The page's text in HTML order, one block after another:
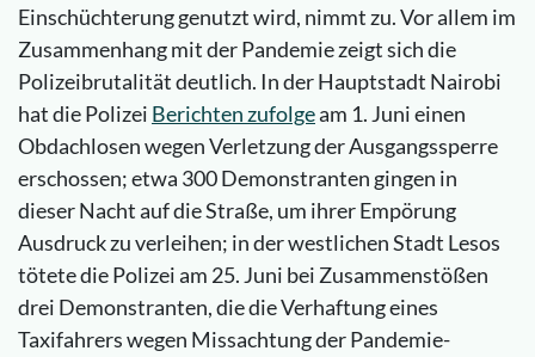
Einschüchterung genutzt wird, nimmt zu. Vor allem im
Zusammenhang mit der Pandemie zeigt sich die
Polizeibrutalität deutlich. In der Hauptstadt Nairobi
hat die Polizei Berichten zufolgeam 1. Juni einen
Obdachlosen wegen Verletzung der Ausgangssperre
erschossen; etwa 300 Demonstranten gingen in
dieser Nacht auf die Straße, um ihrer Empörung
Ausdruck zu verleihen; in der westlichen Stadt Lesos
tötete die Polizei am 25. Juni bei Zusammenstößen
drei Demonstranten, die die Verhaftung eines
Taxifahrers wegen Missachtung der Pandemie-